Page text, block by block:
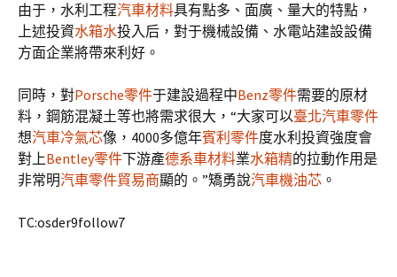
由于，水利工程汽車材料具有點多、面廣、量大的特點，
上述投資水箱水投入后，對于機械設備、水電站建設設備
方面企業將帶來利好。
同時，對Porsche零件于建設過程中Benz零件需要的原材
料，鋼筋混凝土等也將需求很大，“大家可以臺北汽車零件
想汽車冷氣芯像，4000多億年賓利零件度水利投資強度會
對上Bentley零件下游產德系車材料業水箱精的拉動作用是
非常明汽車零件貿易商顯的。”矯勇說汽車機油芯 。
TC:osder9follow7